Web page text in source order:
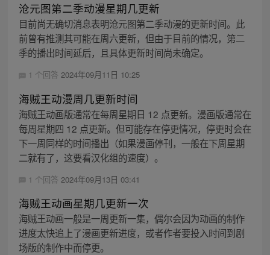
沧元图第二季动漫星期几更新
目前尚无确切消息表明沧元图第二季动漫的更新时间。此
前曾有推测其可能在周六更新，但由于目前的情况，第二
季的播出时间延后，且具体更新时间尚未确定。
1 个回答 2024年09月11日 10:25
海贼王动漫周几更新时间
海贼王动画版通常在每周星期日 12 点更新。漫画版通常在
每周星期四 12 点更新。但可能存在停更情况，停更时会在
下一周同样的时间播出（如果漫画停刊，一般在下周星期
二就有了，这要看汉化组的速度）。
1 个回答 2024年09月13日 03:41
海贼王动画星期几更新一次
海贼王动画一般是一周更新一集，偶尔会因为动画的制作
进度太快追上了漫画更新进度，或者作者要投入时间到剧
场版的制作中而停更。